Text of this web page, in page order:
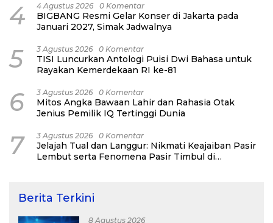
4 4 Agustus 2026 0 Komentar
BIGBANG Resmi Gelar Konser di Jakarta pada
Januari 2027, Simak Jadwalnya
5 3 Agustus 2026 0 Komentar
TISI Luncurkan Antologi Puisi Dwi Bahasa untuk
Rayakan Kemerdekaan RI ke-81
6 3 Agustus 2026 0 Komentar
Mitos Angka Bawaan Lahir dan Rahasia Otak
Jenius Pemilik IQ Tertinggi Dunia
7 3 Agustus 2026 0 Komentar
Jelajah Tual dan Langgur: Nikmati Keajaiban Pasir
Lembut serta Fenomena Pasir Timbul di
Berita Terkini
8 Agustus 2026